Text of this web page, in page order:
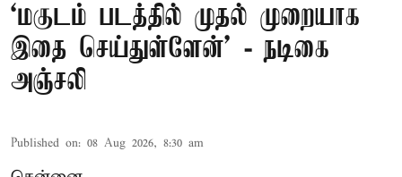
‘மகுடம் படத்தில் முதல் முறையாக
இதை செய்துள்ளேன்’ - நடிகை
அஞ்சலி
Published on: 08 Aug 2026, 8:30 am